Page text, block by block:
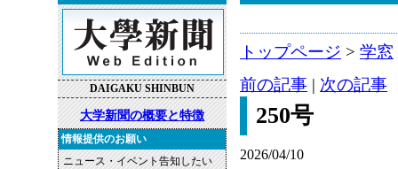
DAIGAKU SHINBUN
トップページ > 学窓
前の記事 | 次の記事
250号
2026/04/10
大学新聞の概要と特徴
情報提供のお願い
ニュース・イベント告知したい